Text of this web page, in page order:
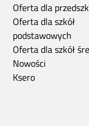
Oferta dla
Oferta dla szkół
podstawowych
Oferta dla szkół
Nowości
Ksero